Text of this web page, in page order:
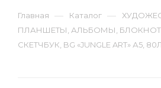
Главная — Каталог —
ПЛАНШЕТЫ, АЛЬБОМЫ,
СКЕТЧБУК, BG «JUNGLE ART»